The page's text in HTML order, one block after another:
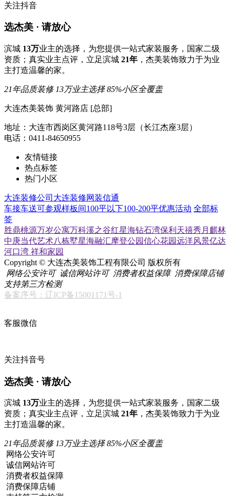
关注抖音
选杰美 · 请放心
滨城 13万业主的选择，为您提供一站式家装服务，国家二级
资质；真实业主点评，立足滨城 21年 ，杰美装饰致力于为业
主打造温馨的家。
21年品质装修 13万业主选择 85%小区全覆盖
大连杰美装饰 黄河路店 [总部]
地址：大连市西岗区黄河路118号3层（长江杰座3层）
电话：0411-84650955
友情链接
热点标签
热门小区
大连装修公司 大连装修网装信通
车接车送可参观样板间100平以下100-200平优惠活动 全部标
签
胜鼎桃源万岁公寓万科溪之谷红星海钻石湾保利天禧秀月麒林
中庚当代艺术八栋墅星海融汇摩登公园信心花园远洋风景亿达
河口湾 祥和家园
Copyright © 大连杰美装饰工程有限公司 版权所有
网络公安许可 诚信网站许可 消费者权益保障 消费保障店铺
支持第三方检测
备案序号：辽ICP备15001171号-1
客服微信
关注抖音号
选杰美 · 请放心
滨城 13万业主的选择，为您提供一站式家装服务，国家二级
资质；真实业主点评，立足滨城 21年 ，杰美装饰致力于为业
主打造温馨的家。
21年品质装修 13万业主选择 85%小区全覆盖
网络公安许可
诚信网站许可
消费者权益保障
消费保障店铺